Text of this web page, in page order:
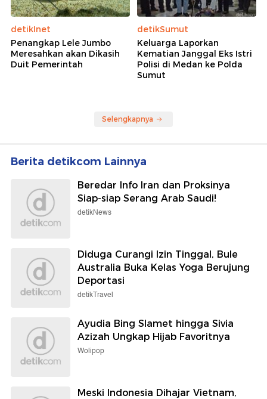
detikInet
Penangkap Lele Jumbo
Meresahkan akan Dikasih
Duit Pemerintah
detikSumut
Keluarga Laporkan
Kematian Janggal Eks Istri
Polisi di Medan ke Polda
Sumut
Selengkapnya
Berita detikcom Lainnya
Beredar Info Iran dan Proksinya
Siap-siap Serang Arab Saudi!
detikNews
Diduga Curangi Izin Tinggal, Bule
Australia Buka Kelas Yoga Berujung
Deportasi
detikTravel
Ayudia Bing Slamet hingga Sivia
Azizah Ungkap Hijab Favoritnya
Wolipop
Meski Indonesia Dihajar Vietnam,